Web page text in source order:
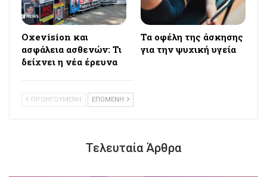
Oxevision και
ασφάλεια ασθενών: Τι
δείχνει η νέα έρευνα
Τα οφέλη της άσκησης
για την ψυχική υγεία
ΠΡΟΗΓΟΥΜΕΝΗ ΕΠΟΜΕΝΗ
Τελευταία Άρθρα